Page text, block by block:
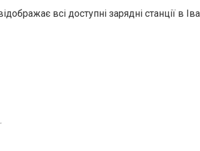
всі доступні зарядні станції в